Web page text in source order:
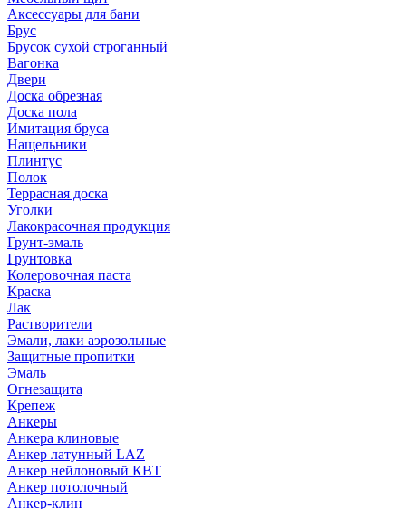
Аксессуары для бани
Брус
Брусок сухой строганный
Вагонка
Двери
Доска обрезная
Доска пола
Имитация бруса
Нащельники
Плинтус
Полок
Террасная доска
Уголки
Лакокрасочная продукция
Грунт-эмаль
Грунтовка
Колеровочная паста
Краска
Лак
Растворители
Эмали, лаки аэрозольные
Защитные пропитки
Эмаль
Огнезащита
Крепеж
Анкеры
Анкера клиновые
Анкер латунный LAZ
Анкер нейлоновый КВТ
Анкер потолочный
Анкер-клин